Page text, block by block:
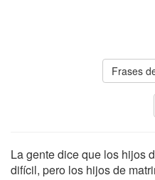
Frases
La gente dice que los hijos
difícil, pero los hijos de